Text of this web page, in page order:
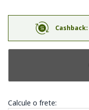
Cashback:
Calcule o frete: